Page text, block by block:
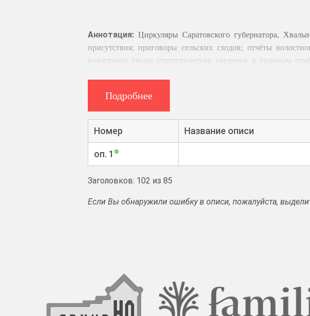
Аннотация: Циркуляры Саратовского губернатора,
присутствия; приговоры сельских сходов; отчёты
волостного схода; статистические сведения к годовым
Подробнее
Номер Название описи
оп. 1
Заголовков: 102 из 85
Если Вы обнаружили ошибку в описи, пожалуйста,